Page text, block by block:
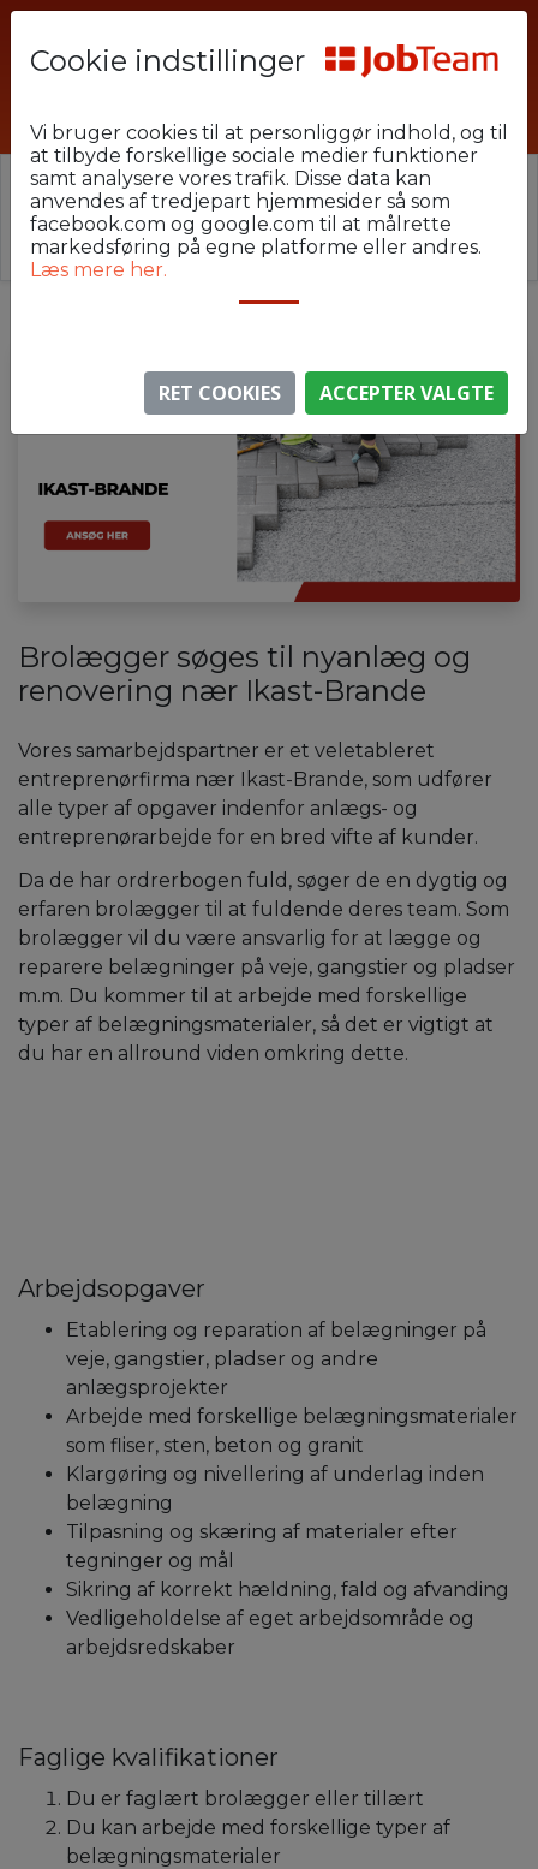
⚠️ Denne jobannonce er udløbet.
Stillingen er ikke længere aktiv, men du kan
lignende annoncer her.
Brolægger søges til nyanlæg og
renovering nær Ikast-Brande
Vores samarbejdspartner er et veletableret
entreprenørfirma nær Ikast-Brande, som udfører
alle typer af opgaver indenfor anlægs- og
entreprenørarbejde for en bred vifte af kunder.
Da de har ordrerbogen fuld, søger de en dygtig og
erfaren brolægger til at fuldende deres team. Som
brolægger vil du være ansvarlig for at lægge og
reparere belægninger på veje, gangstier og pladser
m.m. Du kommer til at arbejde med forskellige
typer af belægningsmaterialer, så det er vigtigt at
du har en allround viden omkring dette.
Arbejdsopgaver
Etablering og reparation af belægninger på
veje, gangstier, pladser og andre
anlægsprojekter
Arbejde med forskellige belægningsmaterialer
som fliser, sten, beton og granit
Klargøring og nivellering af underlag inden
belægning
Tilpasning og skæring af materialer efter
tegninger og mål
Sikring af korrekt hældning, fald og afvanding
Vedligeholdelse af eget arbejdsområde og
arbejdsredskaber
Faglige kvalifikationer
Du er faglært brolægger eller tillært
Du kan arbejde med forskellige typer af
belægningsmaterialer
Cookie indstillinger
Vi bruger cookies til at personliggør indhold, og til
at tilbyde forskellige sociale medier funktioner
samt analysere vores trafik. Disse data kan
anvendes af tredjepart hjemmesider så som
facebook.com og google.com til at målrette
markedsføring på egne platforme eller andres.
Læs mere her.
RET COOKIES ACCEPTER VALGTE